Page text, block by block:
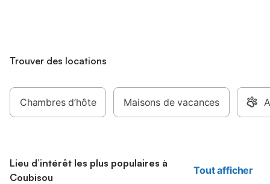
Trouver des locations
Chambres d’hôte Maisons de vacances
Lieu d’intérêt les plus populaires à
Coubisou
Tout afficher